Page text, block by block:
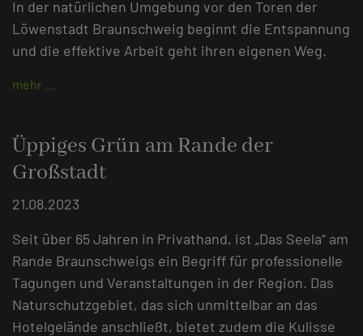
In der natürlichen Umgebung vor den Toren der
Löwenstadt Braunschweig beginnt die Entspannung
und die effektive Arbeit geht ihren eigenen Weg.
mehr …
Üppiges Grün am Rande der
Großstadt
21.08.2023
Seit über 65 Jahren in Privathand, ist „Das Seela“ am
Rande Braunschweigs ein Begriff für professionelle
Tagungen und Veranstaltungen in der Region. Das
Naturschutzgebiet, das sich unmittelbar an das
Hotelgelände anschließt, bietet zudem die Kulisse